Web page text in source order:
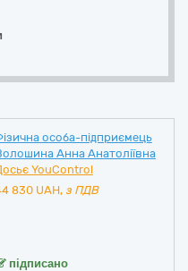
особа-підприємець
Анна Анатоліївна
YouControl
830 UAH, з ПДВ
підписано